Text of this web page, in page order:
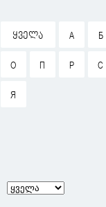
ᲧᲕᲔᲚᲐ А Б
О П Р С
Я